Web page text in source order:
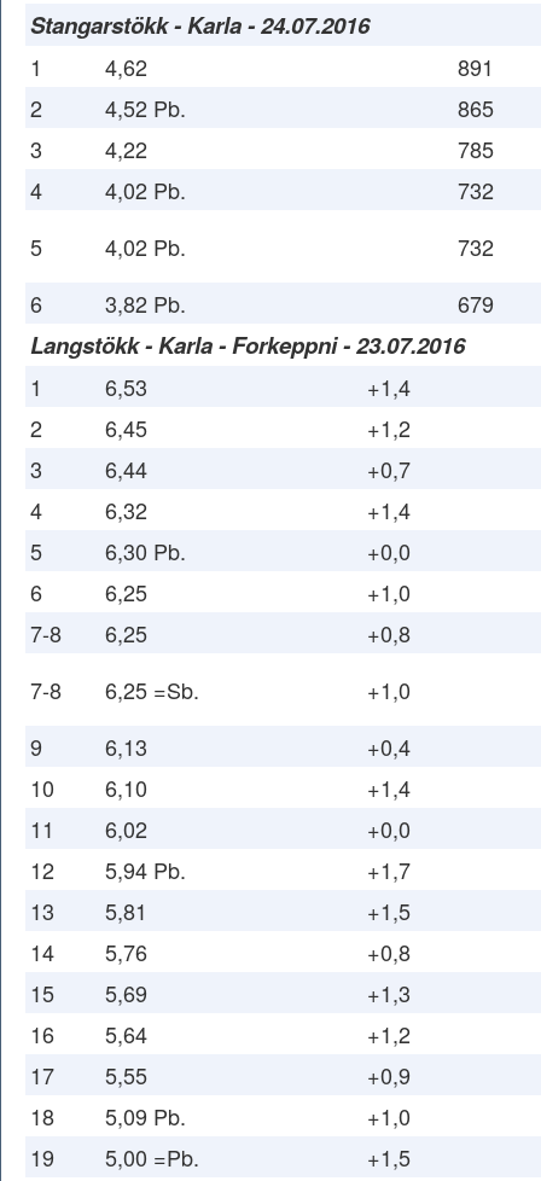
Stangarstökk - Karla - 24.07.2016
1 4,62
891
2
4,52 Pb.
865
3
4,22
785
4
4,02 Pb.
732
5
4,02 Pb.
732
6
3,82 Pb. 679
Langstökk - Karla - Forkeppni - 23.07.2016
1 6,53
+1,4
2
6,45
+1,2
3
6,44
+0,7
4
6,32
+1,4
5
6,30 Pb.
+0,0
6
6,25
+1,0
7-8
6,25
+0,8
7-8
6,25 =Sb.
+1,0
9
6,13
+0,4
10
6,10
+1,4
11
6,02
+0,0
12
5,94 Pb.
+1,7
13
5,81
+1,5
14
5,76
+0,8
15
5,69
+1,3
16
5,64
+1,2
17
5,55
+0,9
18
5,09 Pb.
+1,0
19
5,00 =Pb.
+1,5